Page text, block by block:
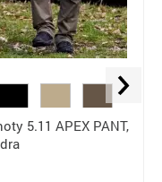
5.11 APEX PANT,